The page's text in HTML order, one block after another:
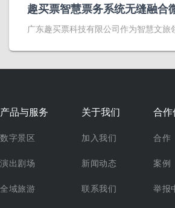
趣买票智慧票务系统无缝融合
广东趣买票科技有限公司作为智慧文
产品与服务
数字景区
演出剧场
全域旅游
关于我们
加入我们
新闻动态
联系我们
合作
合作
案例
举报